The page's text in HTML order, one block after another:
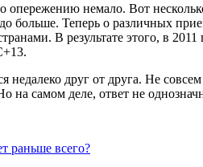
немало. Вот
больше. Теперь о различных
В результате этого, в
недалеко друг от друга. Не
на самом деле, ответ не